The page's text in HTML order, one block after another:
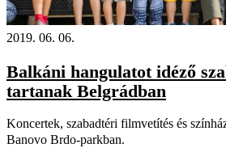
2019. 06. 06.
Balkáni hangulatot idéző
tartanak Belgrádban
Koncertek, szabadtéri filmvetítés és
Banovo Brdo-parkban.